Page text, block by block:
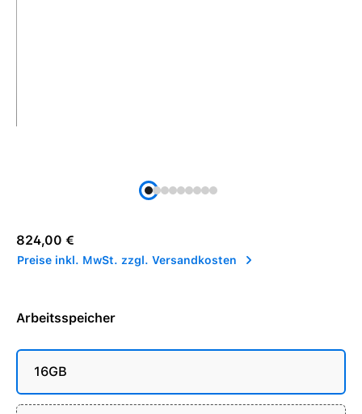
Regulärer Preis:
824,00 €
Preise inkl. MwSt. zzgl. Versandkosten
Arbeitsspeicher
16GB